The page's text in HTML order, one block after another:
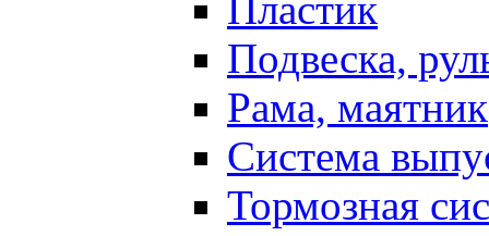
Подвеска,
Рама, маятник
Система
Тормозная